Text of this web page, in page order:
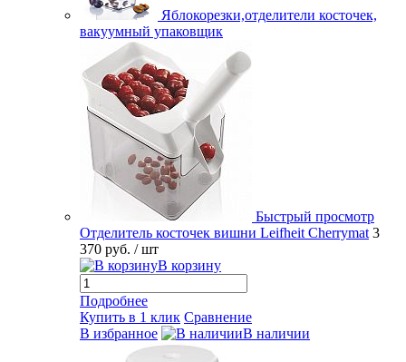
Яблокорезки,отделители косточек,
вакуумный упаковщик
Быстрый просмотр
Отделитель косточек вишни Leifheit Cherrymat 3
370 руб. / шт
В корзину
Подробнее
Купить в 1 клик Сравнение
В избранное
В наличии